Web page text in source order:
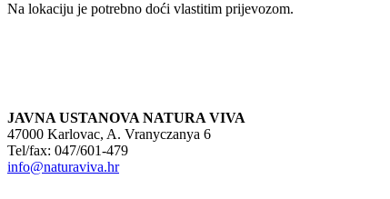
Na lokaciju je potrebno doći vlastitim prijevozom.
JAVNA USTANOVA NATURA VIVA
47000 Karlovac, A. Vranyczanya 6
Tel/fax: 047/601-479
info@naturaviva.hr